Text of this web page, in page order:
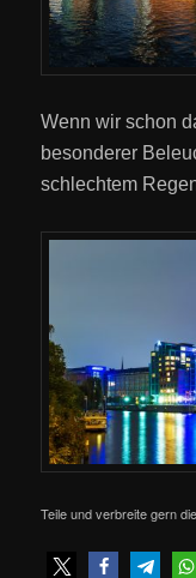
Wenn wir schon
besonderer
schlechtem
Teile und verbreite gern